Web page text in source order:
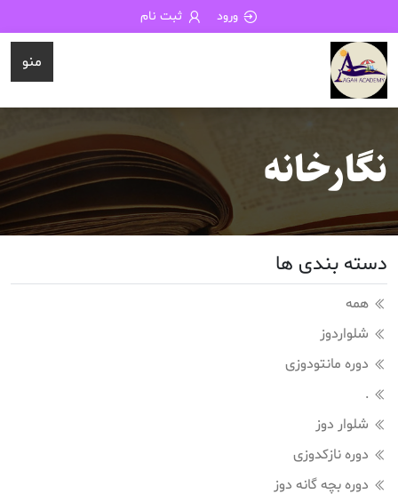
ورود ثبت نام
منو
نگارخانه
دسته بندی ها
همه
شلواردوز
دوره مانتودوزی
.
شلوار دوز
دوره نازکدوزی
دوره بچه گانه دوز